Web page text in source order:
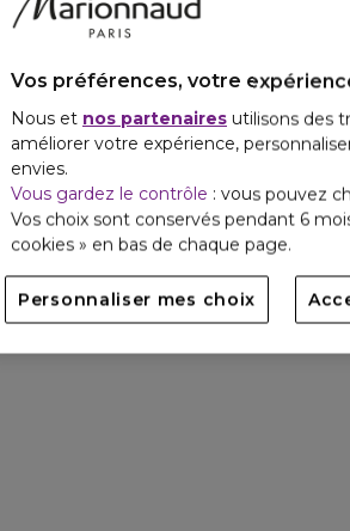
Vos préférences, votre
Nous et nos partenaires utilisons des
améliorer votre expérience,
envies.
Vous gardez le contrôle : vous pouvez
Vos choix sont conservés pendant 6
cookies » en bas de chaque page.
Personnaliser mes choix